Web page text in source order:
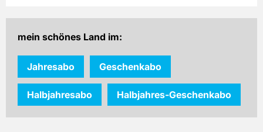
mein schönes Land im:
Jahresabo Geschenkabo
Halbjahresabo Halbjahres-Geschenkabo